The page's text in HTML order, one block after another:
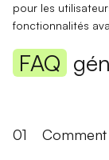
pour les
fonctionnalités
FAQ
01 Comment